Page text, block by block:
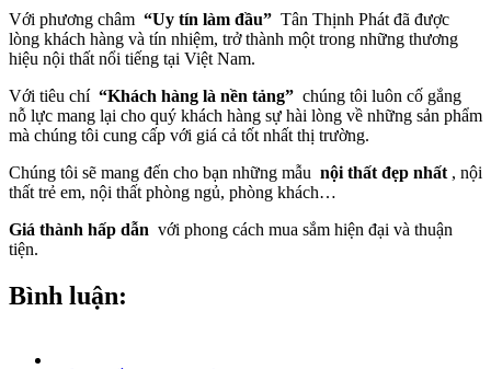
Với phương châm “Uy tín làm đầu” Tân Thịnh Phát đã được
lòng khách hàng và tín nhiệm, trở thành một trong những thương
hiệu nội thất nổi tiếng tại Việt Nam.
Với tiêu chí “Khách hàng là nền tảng” chúng tôi luôn cố gắng
nỗ lực mang lại cho quý khách hàng sự hài lòng về những sản phẩm
mà chúng tôi cung cấp với giá cả tốt nhất thị trường.
Chúng tôi sẽ mang đến cho bạn những mẫu nội thất đẹp nhất , nội
thất trẻ em, nội thất phòng ngủ, phòng khách…
Giá thành hấp dẫn với phong cách mua sắm hiện đại và thuận
tiện.
Bình luận: